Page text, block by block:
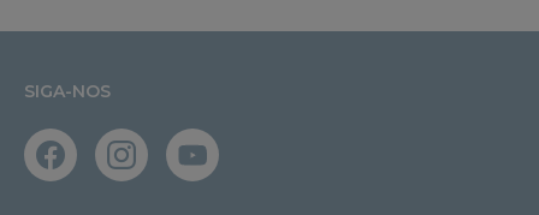
SIGA-NOS